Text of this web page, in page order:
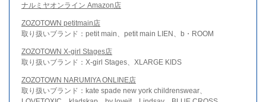
ナルミヤオンライン Amazon店
ZOZOTOWN petitmain店
取り扱いブランド：petit main、petit main LIEN、b・ROOM
ZOZOTOWN X-girl Stages店
取り扱いブランド：X-girl Stages、XLARGE KIDS
ZOZOTOWN NARUMIYA ONLINE店
取り扱いブランド：kate spade new york childrenswear、